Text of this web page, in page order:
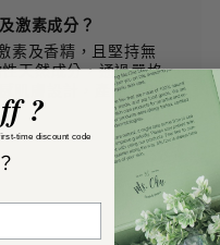
激素成分？
素及香精，且堅持無
天然成分，通過嚴格
肌膚設計，產品溫和
?
time discount code